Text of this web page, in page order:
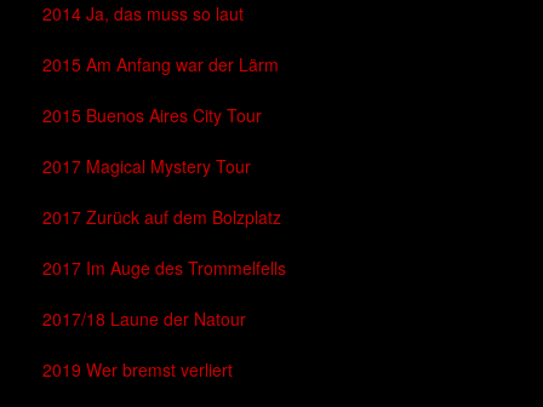
2014 Ja, das muss so laut
2015 Am Anfang war der Lärm
2015 Buenos Aires City Tour
2017 Magical Mystery Tour
2017 Zurück auf dem Bolzplatz
2017 Im Auge des Trommelfells
2017/18 Laune der Natour
2019 Wer bremst verliert